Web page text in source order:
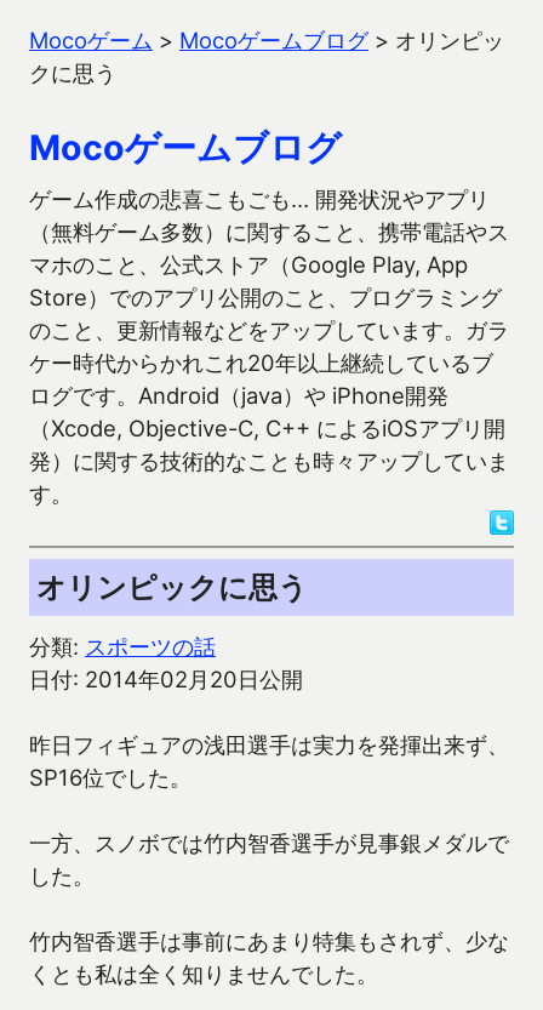
Mocoゲーム > Mocoゲームブログ> オリンピッ
クに思う
Mocoゲームブログ
ゲーム作成の悲喜こもごも… 開発状況やアプリ
（無料ゲーム多数）に関すること、携帯電話やス
マホのこと、公式ストア（Google Play, App
Store）でのアプリ公開のこと、プログラミング
のこと、更新情報などをアップしています。ガラ
ケー時代からかれこれ20年以上継続しているブ
ログです。Android（java）や iPhone開発
（Xcode, Objective-C, C++ によるiOSアプリ開
発）に関する技術的なことも時々アップしていま
す。
オリンピックに思う
分類: スポーツの話
日付: 2014年02月20日公開
昨日フィギュアの浅田選手は実力を発揮出来ず、
SP16位でした。
一方、スノボでは竹内智香選手が見事銀メダルで
した。
竹内智香選手は事前にあまり特集もされず、少な
くとも私は全く知りませんでした。